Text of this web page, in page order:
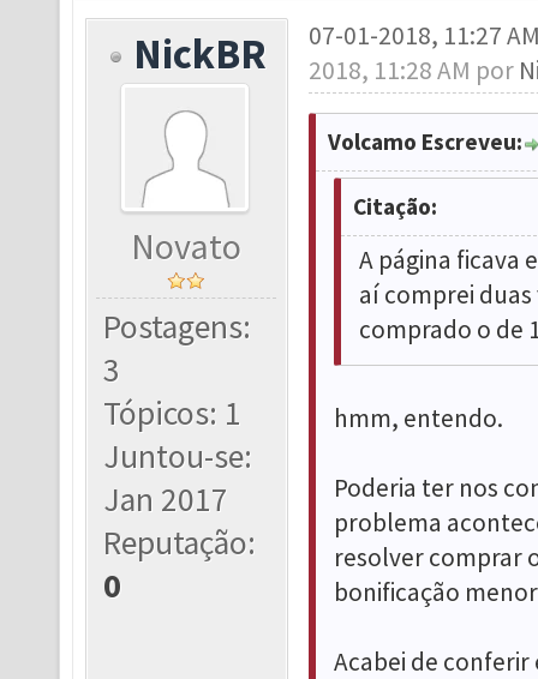
NickBR
Novato
Postagens:
3
Tópicos: 1
Juntou-se:
Jan 2017
Reputação:
0
07-01-2018, 11:27
2018, 11:28 AM por
Volcamo Escreveu:
Citação:
A página ficava
aí comprei
comprado o de
hmm, entendo.
Poderia ter nos
problema
resolver comprar
bonificação
Acabei de